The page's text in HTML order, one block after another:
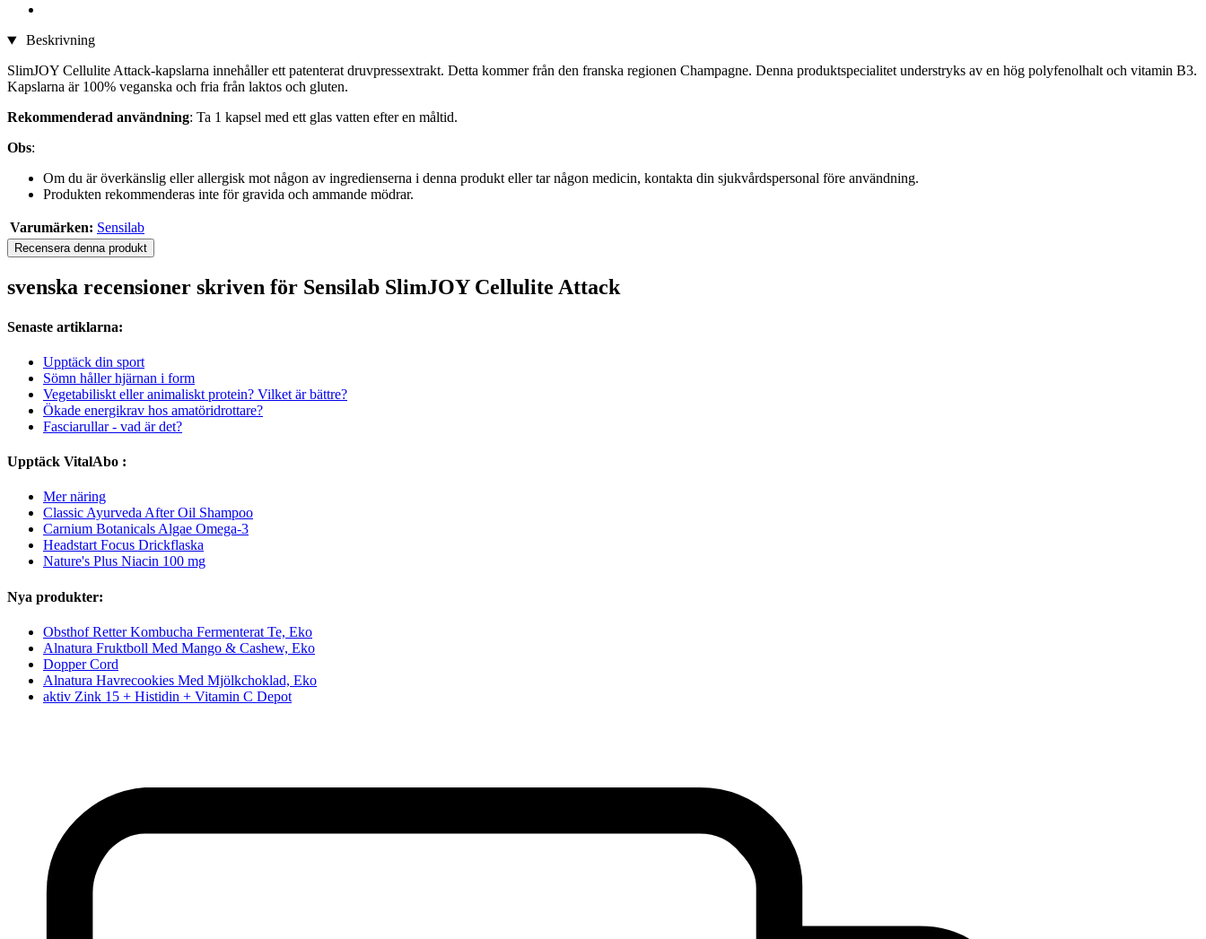
Beskrivning
SlimJOY Cellulite Attack-kapslarna innehåller ett patenterat druvpressextrakt. Detta kommer från den franska regionen Champagne. Denna produktspecialitet understryks av en hög polyfenolhalt och vitamin B3.
Kapslarna är 100% veganska och fria från laktos och gluten.
Rekommenderad användning: Ta 1 kapsel med ett glas vatten efter en måltid.
Obs:
Om du är överkänslig eller allergisk mot någon av ingredienserna i denna produkt eller tar någon medicin, kontakta din sjukvårdspersonal före användning.
Produkten rekommenderas inte för gravida och ammande mödrar.
Varumärken: Sensilab
Recensera denna produkt
svenska recensioner skriven för Sensilab SlimJOY Cellulite Attack
Senaste artiklarna:
Upptäck din sport
Sömn håller hjärnan i form
Vegetabiliskt eller animaliskt protein? Vilket är bättre?
Ökade energikrav hos amatöridrottare?
Fasciarullar - vad är det?
Upptäck VitalAbo :
Mer näring
Classic Ayurveda After Oil Shampoo
Carnium Botanicals Algae Omega-3
Headstart Focus Drickflaska
Nature's Plus Niacin 100 mg
Nya produkter:
Obsthof Retter Kombucha Fermenterat Te, Eko
Alnatura Fruktboll Med Mango & Cashew, Eko
Dopper Cord
Alnatura Havrecookies Med Mjölkchoklad, Eko
aktiv Zink 15 + Histidin + Vitamin C Depot